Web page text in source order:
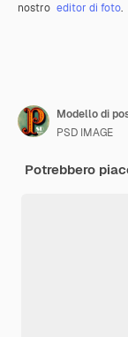
nostro editor di foto.
Modello di
PSD IMAGE
Potrebbero